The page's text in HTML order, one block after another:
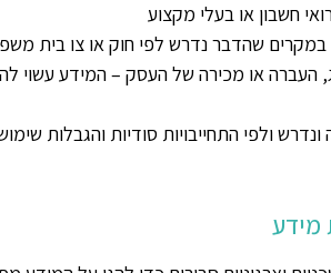
רואי חשבון או בעלי מקצוע
במקרים שהדבר נדרש לפי חוק או צו בית
העברה או מכירה של העסק – המידע עשוי
ולפי התחייבויות סודיות והגבלות